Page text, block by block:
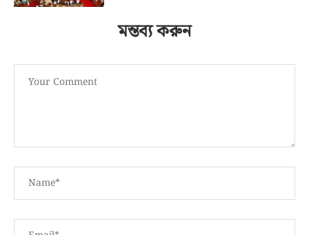
মন্তব্য করুন